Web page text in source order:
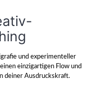
und experimenteller
einzigartigen Flow und
deiner Ausdruckskraft.